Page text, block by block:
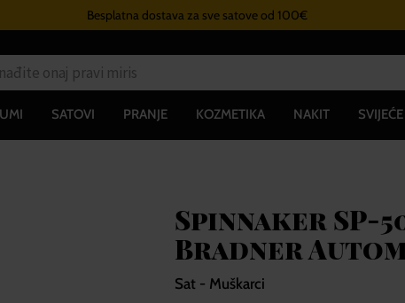
Besplatna dostava za sve satove od 100€
SATOVI PRANJE KOZMETIKA NAKIT SVIJEĆE
Spinnaker SP-
Bradner
Sat - Muškarci